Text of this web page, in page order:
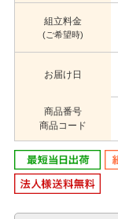
組立料金
(ご希望時)
お届け日
商品番号
商品コード